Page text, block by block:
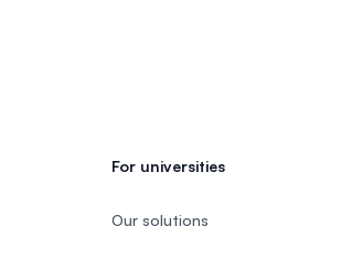
For universities
Our solutions